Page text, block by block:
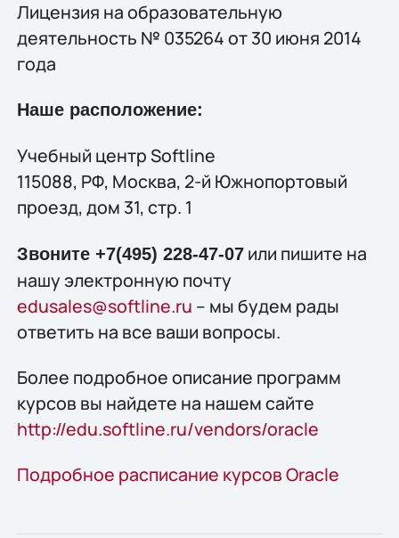
Лицензия на образовательную
деятельность № 035264 от 30 июня 2014
года
Наше расположение:
Учебный центр Softline
115088, РФ, Москва, 2-й Южнопортовый
проезд, дом 31, стр. 1
Звоните +7(495) 228-47-07или пишите на
нашу электронную почту
edusales@softline.ru – мы будем рады
ответить на все ваши вопросы.
Более подробное описание программ
курсов вы найдете на нашем сайте
http://edu.softline.ru/vendors/oracle
Подробное расписание курсов Oracle